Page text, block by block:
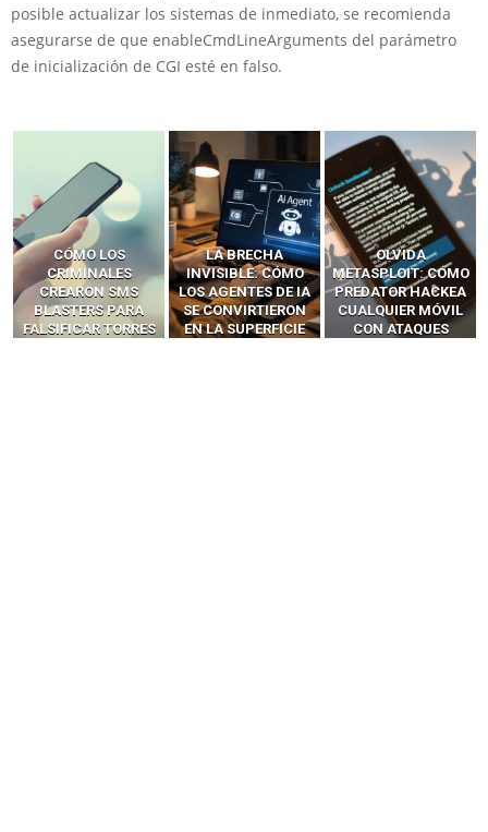
posible actualizar los sistemas de inmediato, se recomienda
asegurarse de que enableCmdLineArguments del parámetro
de inicialización de CGI esté en falso.
LA BRECHA
INVISIBLE: CÓMO
LOS AGENTES DE IA
SE CONVIRTIERON
EN LA SUPERFICIE
OLVIDA
METASPLOIT: CÓMO
PREDATOR HACKEA
CUALQUIER MÓVIL
CON ATAQUES
CÓMO LOS HACKERS
INTERCEPTAN OTPS
Y LLAMADAS
MÓVILES SIN
‘HACKEAR’ — EL